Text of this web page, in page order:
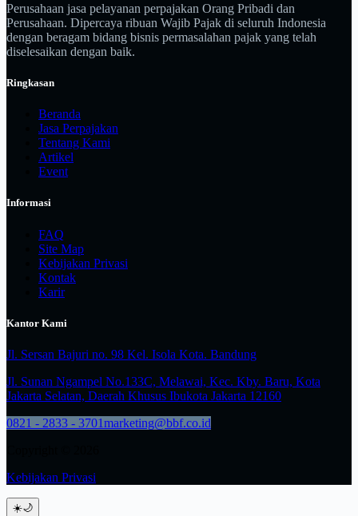
Perusahaan jasa pelayanan perpajakan Orang Pribadi dan
Perusahaan. Dipercaya ribuan Wajib Pajak di seluruh Indonesia
dengan beragam bidang bisnis permasalahan pajak yang telah
diselesaikan dengan baik.
Ringkasan
Beranda
Jasa Perpajakan
Tentang Kami
Artikel
Event
Informasi
FAQ
Site Map
Kebijakan Privasi
Kontak
Karir
Kantor Kami
Jl. Sersan Bajuri no. 98 Kel. Isola Kota. Bandung
Jl. Sunan Ngampel No.133C, Melawai, Kec. Kby. Baru, Kota
Jakarta Selatan, Daerah Khusus Ibukota Jakarta 12160
0821 - 2833 - 3701marketing@bbf.co.id
Kebijakan Privasi
☀️🌙